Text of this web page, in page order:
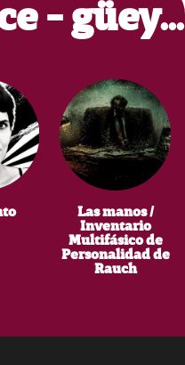
- güey…
Las manos /
Inventario
Multifásico de
Personalidad de
Rauch